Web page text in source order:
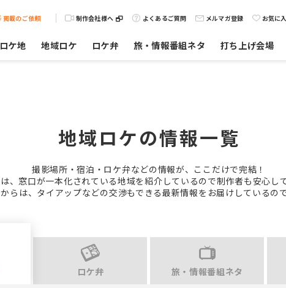
掲載のご依頼 制作会社様へ よくあるご質問 メルマガ登録 お気に
ロケ地 地域ロケ ロケ弁 旅・情報番組ネタ 打ち上げ会場
地域ロケの情報一覧
撮影場所・宿泊・ロケ弁などの情報が、ここだけで完結！
、窓口が一本化されている地域を紹介しているので制作者も安心し
らは、タイアップなどの交渉もできる最新情報をお届けしているの
ロケ弁 旅・情報番組ネタ